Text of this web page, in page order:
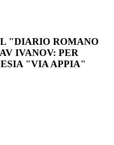
"DIARIO ROMANO
IVANOV: PER
"VIA APPIA"